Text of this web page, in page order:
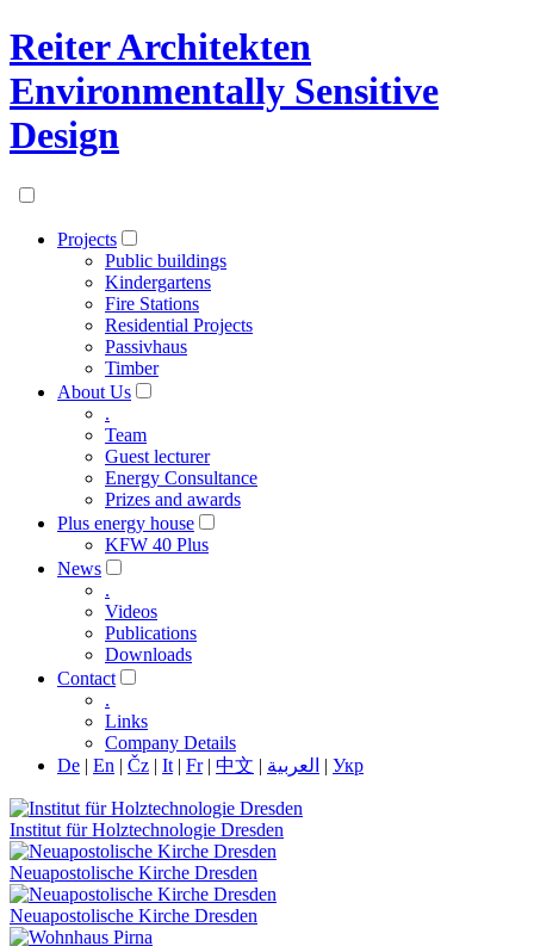
Reiter Architekten
Environmentally Sensitive
Design
Projects
Public buildings
Kindergartens
Fire Stations
Residential Projects
Passivhaus
Timber
About Us
.
Team
Guest lecturer
Energy Consultance
Prizes and awards
Plus energy house
KFW 40 Plus
News
.
Videos
Publications
Downloads
Contact
.
Links
Company Details
De | En | Čz | It | Fr| 中文 | العربية | Укр
Institut für Holztechnologie Dresden
Neuapostolische Kirche Dresden
Neuapostolische Kirche Dresden